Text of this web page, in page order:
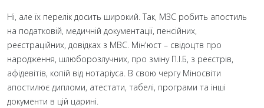
Ні, але їх перелік досить широкий. Так, МЗС робить апостиль
на податковій, медичній документації, пенсійних,
реєстраційних, довідках з МВС. Мін'юст – свідоцтв про
народження, шлюборозлучних, про зміну П.І.Б, з реєстрів,
афідевітів, копій від нотаріуса. В свою чергу Міносвіти
апостилює дипломи, атестати, табелі, програми та інші
документи в цій царині.